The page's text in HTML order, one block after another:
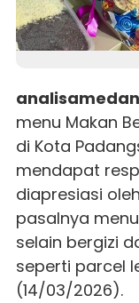
menu Makan
di Kota
mendapat
diapresiasi
pasalnya
selain bergizi
seperti parcel
(14/03/2026).